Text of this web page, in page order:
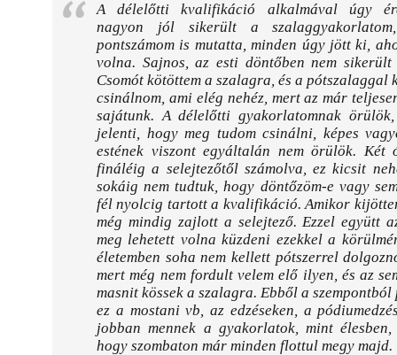
A délelőtti kvalifikáció alkalmával úgy
nagyon jól sikerült a
pontszámom is mutatta, minden úgy jött ki,
volna. Sajnos, az esti döntőben nem
Csomót kötöttem a szalagra, és a pótszalaggal
csinálnom, ami elég nehéz, mert az már
sajátunk. A délelőtti gyakorlatomnak
jelenti, hogy meg tudom csinálni, képes
estének viszont egyáltalán nem örülök.
fináléig a selejtezőtől számolva, ez kicsit
sokáig nem tudtuk, hogy döntőzöm-e vagy
fél nyolcig tartott a kvalifikáció. Amikor
még mindig zajlott a selejtező. Ezzel együtt
meg lehetett volna küzdeni ezekkel a
életemben soha nem kellett pótszerrel
mert még nem fordult velem elő ilyen, és az
masnit kössek a szalagra. Ebből a szempontból
ez a mostani vb, az edzéseken, a
jobban mennek a gyakorlatok, mint élesben,
hogy szombaton már minden flottul megy majd.